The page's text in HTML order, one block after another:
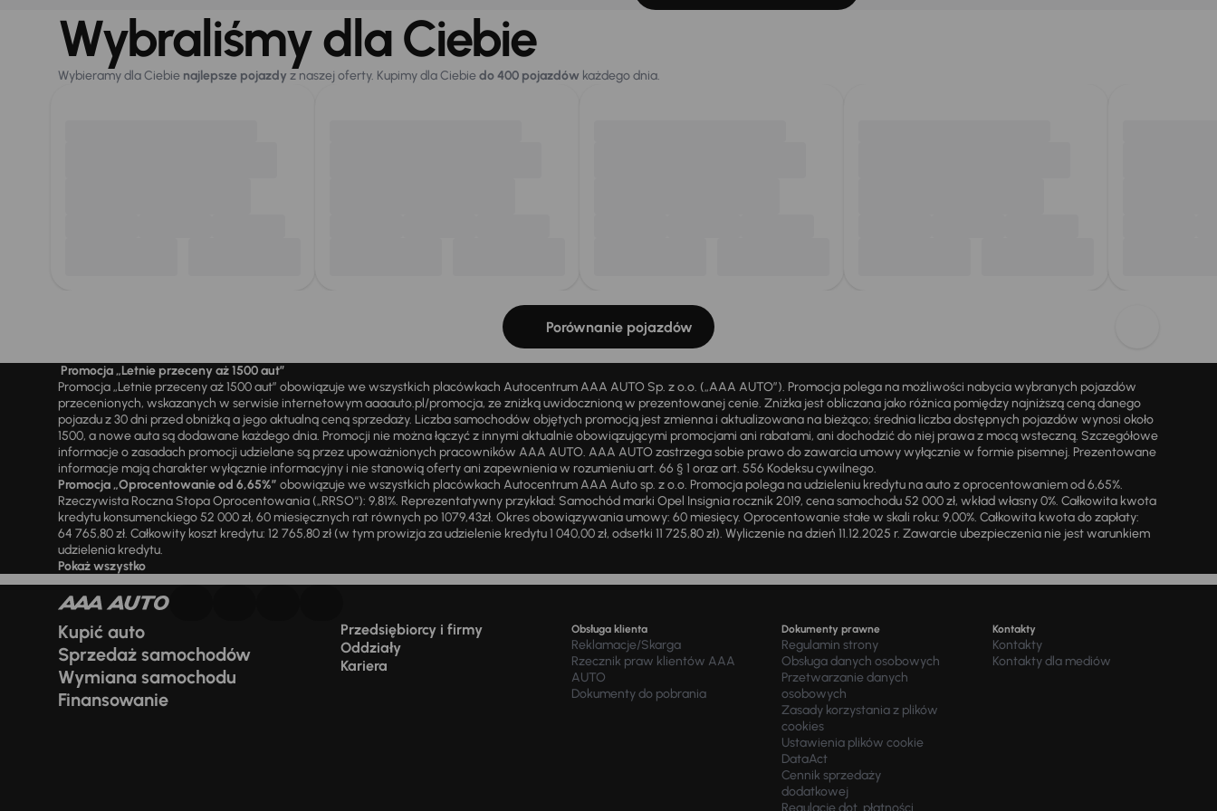
Wybraliśmy dla Ciebie
Wybieramy dla Ciebie najlepsze pojazdy z naszej oferty. Kupimy dla Ciebiedo 400 pojazdów każdego dnia.
Porównanie pojazdów
Promocja „Letnie przeceny aż 1500 aut”
Promocja „Letnie przeceny aż 1500 aut” obowiązuje we wszystkich placówkach Autocentrum AAA AUTO Sp. z o.o. („AAA AUTO”). Promocja polega na możliwości nabycia wybranych pojazdów
przecenionych, wskazanych w serwisie internetowym aaaauto.pl/promocja, ze zniżką uwidocznioną w prezentowanej cenie. Zniżka jest obliczana jako różnica pomiędzy najniższą ceną danego
pojazdu z 30 dni przed obniżką a jego aktualną ceną sprzedaży. Liczba samochodów objętych promocją jest zmienna i aktualizowana na bieżąco; średnia liczba dostępnych pojazdów wynosi około
1500, a nowe auta są dodawane każdego dnia. Promocji nie można łączyć z innymi aktualnie obowiązującymi promocjami ani rabatami, ani dochodzić do niej prawa z mocą wsteczną. Szczegółowe
informacje o zasadach promocji udzielane są przez upoważnionych pracowników AAA AUTO. AAA AUTO zastrzega sobie prawo do zawarcia umowy wyłącznie w formie pisemnej. Prezentowane
informacje mają charakter wyłącznie informacyjny i nie stanowią oferty ani zapewnienia w rozumieniu art. 66 § 1 oraz art. 556 Kodeksu cywilnego.
Promocja „Oprocentowanie od 6,65%” obowiązuje we wszystkich placówkach Autocentrum AAA Auto sp. z o.o. Promocja polega na udzieleniu kredytu na auto z oprocentowaniem od 6,65%.
Rzeczywista Roczna Stopa Oprocentowania („RRSO“): 9,81%. Reprezentatywny przykład: Samochód marki Opel Insignia rocznik 2019, cena samochodu 52 000 zł, wkład własny 0%. Całkowita kwota
kredytu konsumenckiego 52 000 zł, 60 miesięcznych rat równych po 1079,43zł. Okres obowiązywania umowy: 60 miesięcy. Oprocentowanie stałe w skali roku: 9,00%. Całkowita kwota do zapłaty:
64 765,80 zł. Całkowity koszt kredytu: 12 765,80 zł (w tym prowizja za udzielenie kredytu 1 040,00 zł, odsetki 11 725,80 zł). Wyliczenie na dzień 11.12.2025 r. Zawarcie ubezpieczenia nie jest warunkiem
udzielenia kredytu.
Pokaż wszystko
Kupić auto
Sprzedaż samochodów
Wymiana samochodu
Finansowanie
Przedsiębiorcy i firmy
Oddziały
Kariera
Obsługa klienta
Reklamacje/Skarga
Rzecznik praw klientów AAA
AUTO
Dokumenty do pobrania
Dokumenty prawne
Regulamin strony
Obsługa danych osobowych
Przetwarzanie danych
osobowych
Zasady korzystania z plików
cookies
Ustawienia plików cookie
DataAct
Cennik sprzedaży
dodatkowej
Regulacje dot. płatności
Kontakty
Kontakty
Kontakty dla mediów